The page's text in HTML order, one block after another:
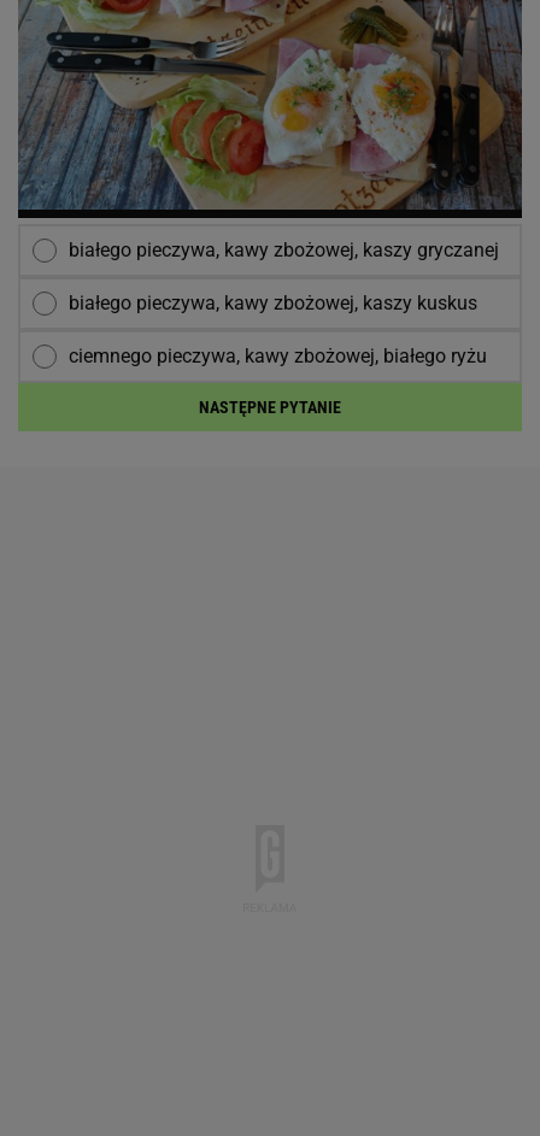
białego pieczywa, kawy zbożowej, kaszy gryczanej
białego pieczywa, kawy zbożowej, kaszy kuskus
ciemnego pieczywa, kawy zbożowej, białego ryżu
NASTĘPNE PYTANIE